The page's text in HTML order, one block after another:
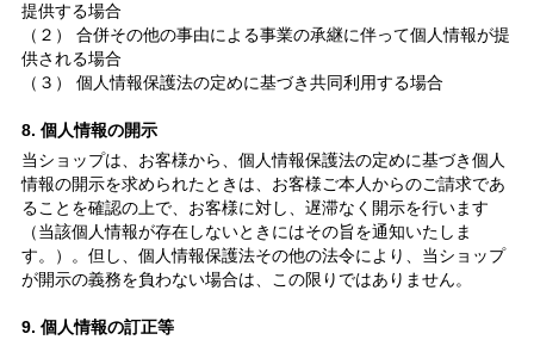
提供する場合
（２） 合併その他の事由による事業の承継に伴って個人情報が提
供される場合
（３） 個人情報保護法の定めに基づき共同利用する場合
8. 個人情報の開示
当ショップは、お客様から、個人情報保護法の定めに基づき個人
情報の開示を求められたときは、お客様ご本人からのご請求であ
ることを確認の上で、お客様に対し、遅滞なく開示を行います
（当該個人情報が存在しないときにはその旨を通知いたしま
す。）。但し、個人情報保護法その他の法令により、当ショップ
が開示の義務を負わない場合は、この限りではありません。
9. 個人情報の訂正等